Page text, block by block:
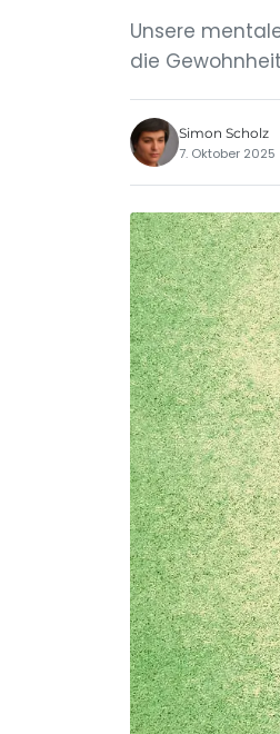
Unsere
die
Simon Scholz
7. Oktober 2025